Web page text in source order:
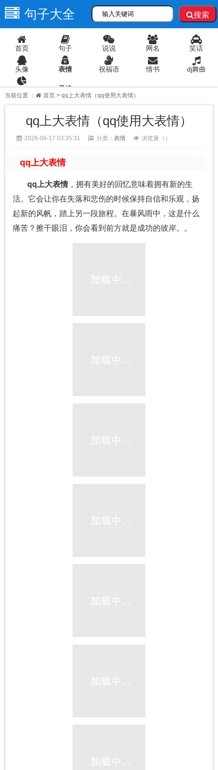
句子大全 搜索
首页 句子 说说 网名 笑话
头像 表情 祝福语 情书 dj舞曲
爱情
当前位置 ： 首页 > qq上大表情（qq使用大表情）
qq上大表情（qq使用大表情）
2026-06-17 03:35:31 分类： 表情 浏览量（ ）
qq上大表情
qq上大表情，拥有美好的回忆意味着拥有新的生
活。它会让你在失落和悲伤的时候保持自信和乐观，扬
起新的风帆，踏上另一段旅程。在暴风雨中，这是什么
痛苦？擦干眼泪，你会看到前方就是成功的彼岸。。